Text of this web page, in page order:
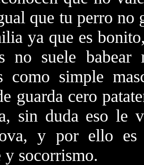
que tu perro no
ya que es
no suele
como simple
guarda cero
sin duda eso le
y por ello
y socorrismo.